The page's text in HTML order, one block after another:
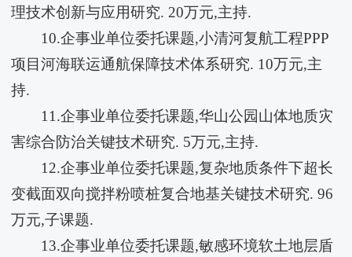
理技术创新与应用研究. 20万元,主持.
10.企事业单位委托课题,小清河复航工程PPP
项目河海联运通航保障技术体系研究. 10万元,主
持.
11.企事业单位委托课题,华山公园山体地质灾
害综合防治关键技术研究. 5万元,主持.
12.企事业单位委托课题,复杂地质条件下超长
变截面双向搅拌粉喷桩复合地基关键技术研究. 96
万元,子课题.
13.企事业单位委托课题,敏感环境软土地层盾